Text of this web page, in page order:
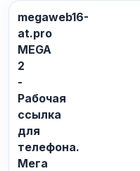
megaweb16-
at.pro
MEGA
2
-
Рабочая
ссылка
для
телефона.
Мега